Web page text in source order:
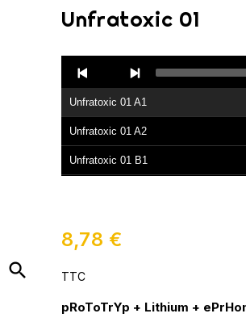
search
Unfratoxic 01
Player
Unfratoxic 01 A1
Unfratoxic 01 A2
Unfratoxic 01 B1
8,78 €
TTC
pRoToTrYp + Lithium +